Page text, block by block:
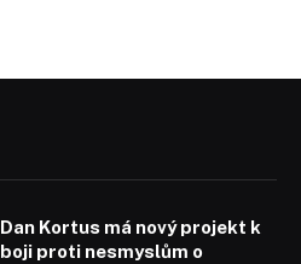
Dan Kortus má nový projekt k
boji proti nesmyslům o